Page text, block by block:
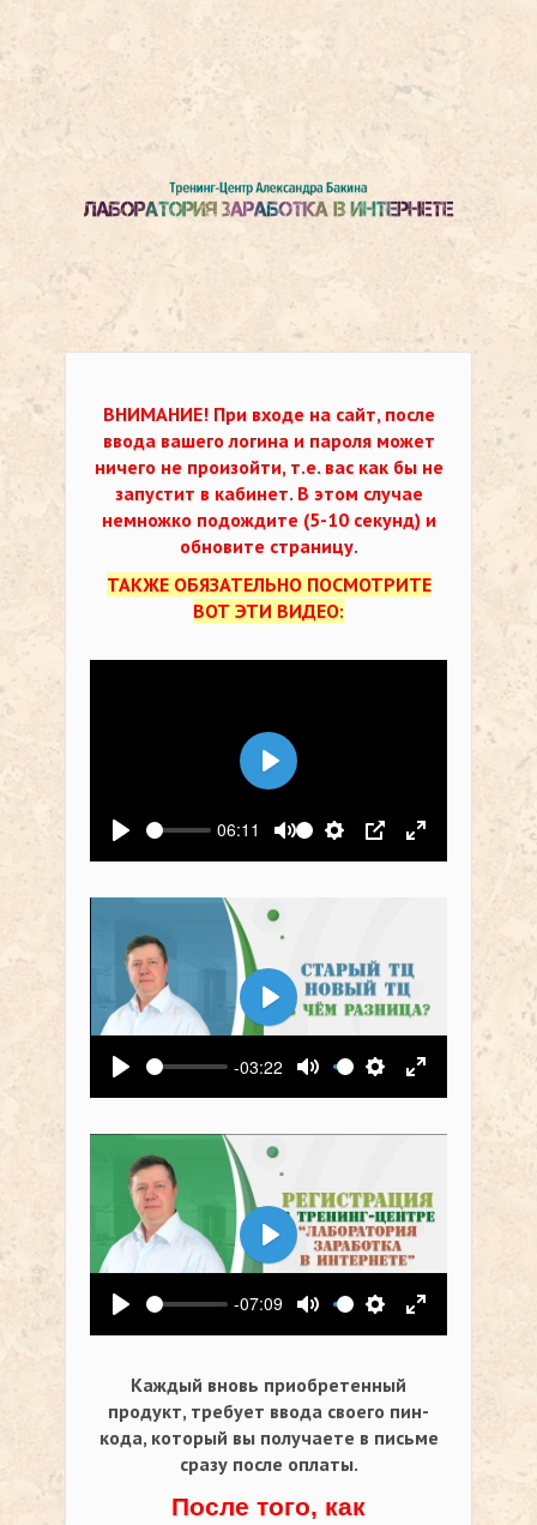
ВНИМАНИЕ! При входе на сайт, после
ввода вашего логина и пароля может
ничего не произойти, т.е. вас как бы не
запустит в кабинет. В этом случае
немножко подождите (5-10 секунд) и
обновите страницу.
ТАКЖЕ ОБЯЗАТЕЛЬНО ПОСМОТРИТЕ
ВОТ ЭТИ ВИДЕО:
Воспроизвести
06:11
Выключить звук
Настройки
PIP На весь
Воспроизвести
Воспроизвести
-03:22
Выключить звук
Настройки
На весь
Воспроизвести
Воспроизвести
-07:09
Выключить звук
Настройки
На весь
Воспроизвести
Каждый вновь приобретенный
продукт, требует ввода своего пин-
кода, который вы получаете в письме
сразу после оплаты.
После того, как